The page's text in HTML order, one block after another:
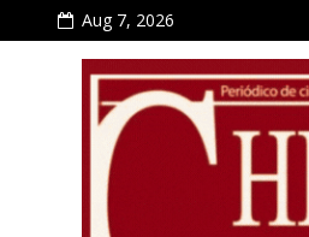
Aug 7, 2026